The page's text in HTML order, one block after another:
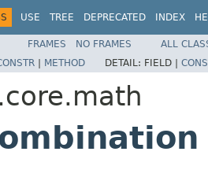
USE TREE DEPRECATED INDEX
FRAMES NO FRAMES
ALL
| METHOD DETAIL: FIELD |